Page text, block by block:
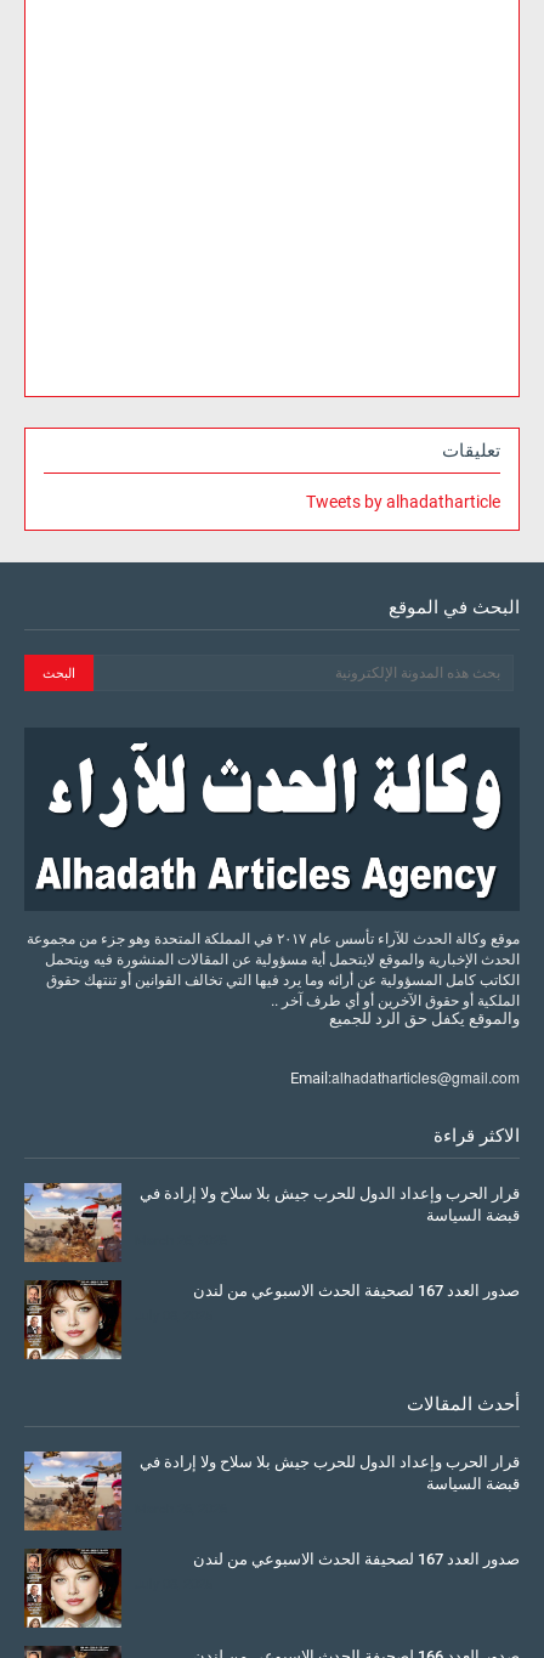
تعليقات
Tweets by alhadatharticle
البحث في الموقع
موقع وكالة الحدث للآراء تأسس عام ٢٠١٧ في المملكة المتحدة وهو جزء من مجموعة
الحدث الإخبارية والموقع لايتحمل أية مسؤولية عن المقالات المنشورة فيه ويتحمل
الكاتب كامل المسؤولية عن أرائه وما يرد فيها التي تخالف القوانين أو تنتهك حقوق
الملكية أو حقوق الآخرين أو أي طرف آخر ..
والموقع يكفل حق الرد للجميع
Email:alhadatharticles@gmail.com
الاكثر قراءة
قرار الحرب وإعداد الدول للحرب جيش بلا سلاح ولا إرادة في
قبضة السياسة
صدور العدد 167 لصحيفة الحدث الاسبوعي من لندن
أحدث المقالات
قرار الحرب وإعداد الدول للحرب جيش بلا سلاح ولا إرادة في
قبضة السياسة
صدور العدد 167 لصحيفة الحدث الاسبوعي من لندن